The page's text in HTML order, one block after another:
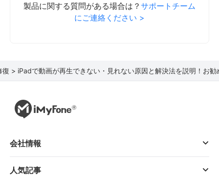
製品に関する質問がある場合は？ サポートチーム
にご連絡ください >
復 > iPadで動画が再生できない・見れない原因と解決法を説明！お
会社情報
人気記事